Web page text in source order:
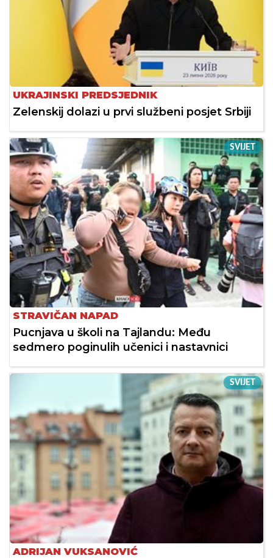
UKRAJINSKI PREDSJEDNIK
Zelenskij dolazi u prvi službeni posjet Srbiji
SVIJET
STRAVIČAN NAPAD
Pucnjava u školi na Tajlandu: Među
sedmero poginulih učenici i nastavnici
SVIJET
ADRIJAN VUKSANOVIĆ